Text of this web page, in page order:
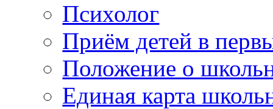
Психолог
Приём детей в
Положение о
Единая карта